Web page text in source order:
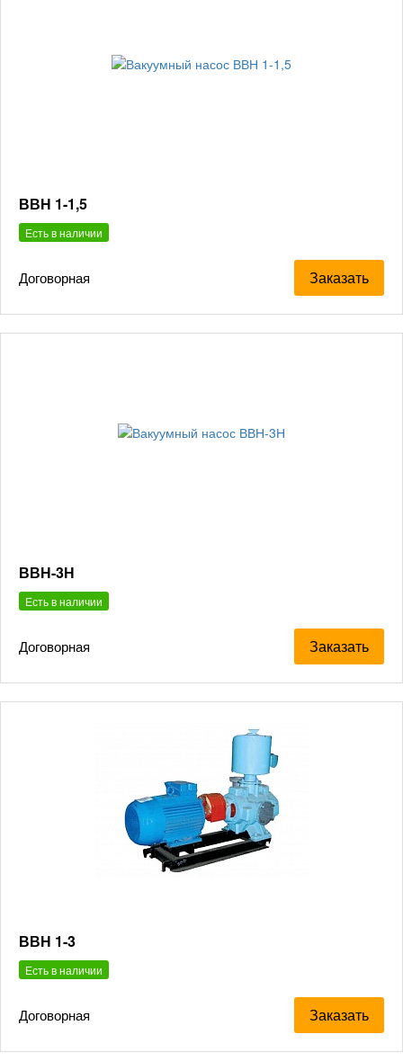
ВВН 1-1,5
Есть в наличии
Договорная Заказать
ВВН-3Н
Есть в наличии
Договорная Заказать
ВВН 1-3
Есть в наличии
Договорная Заказать